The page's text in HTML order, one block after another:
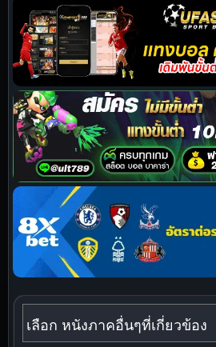
หนังภาคอื่นๆที่เกี่ยวข้อง